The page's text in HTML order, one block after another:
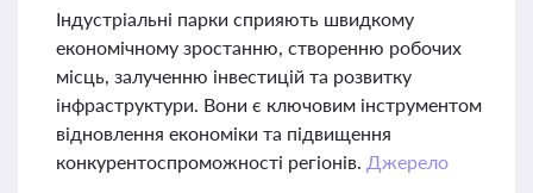
Індустріальні парки сприяють швидкому
економічному зростанню, створенню робочих
місць, залученню інвестицій та розвитку
інфраструктури. Вони є ключовим інструментом
відновлення економіки та підвищення
конкурентоспроможності регіонів. Джерело